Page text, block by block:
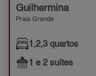
Guilhermina
Praia Grande
1,2,3 quartos
1 e 2 suítes